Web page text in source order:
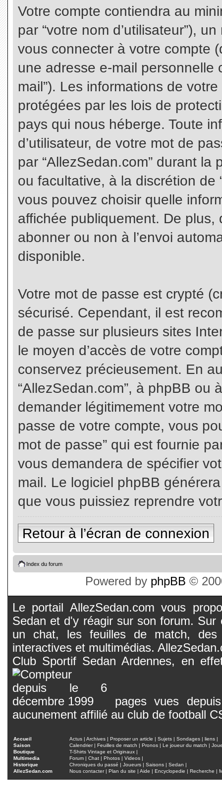
Votre compte contiendra au
par “votre nom d’utilisateur”),
vous connecter à votre compte
une adresse e-mail personnelle
mail”). Les informations de
protégées par les lois de
pays qui nous héberge. Toute
d’utilisateur, de votre mot de
par “AllezSedan.com” durant la
ou facultative, à la discrétion de
vous pouvez choisir quelle
affichée publiquement. De plus,
abonner ou non à l’envoi
disponible.
Votre mot de passe est crypté
sécurisé. Cependant, il est
de passe sur plusieurs sites
le moyen d’accès de votre
conservez précieusement. En
“AllezSedan.com”, à phpBB ou
demander légitimement votre
passe de votre compte, vous
mot de passe” qui est fournie
vous demandera de spécifier
mail. Le logiciel phpBB
que vous puissiez reprendre
Retour à l’écran de connexion
Index du forum
Powered by phpBB ©
Le portail AllezSedan.com vous
Sedan et d'y réagir sur son forum.
un chat, les feuilles de match, des
interactives et multimédias.
Club Sportif Sedan Ardennes, en
pages vues
aucunement affilié au club de football
Accueil Actus | Archives | Proposer un article | Sujets | Sondages | liens |
Saison
Calendrier| Feuilles de match | Pronos | Le joueur du match |
Boutique
T-Shirts Vintage et Originaux |
Multimedia
Forum | Chat | Photos | Videos |
Historique
Chroniques du passé | Joueurs | Saisons | Sedan |
AllezSedan.com
Nous contacter| Plan du site | Aide | Encyclopedie | Recherche |